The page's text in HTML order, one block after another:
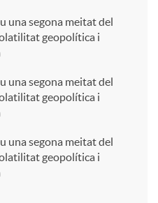
una segona meitat del
geopolítica i
una segona meitat del
geopolítica i
una segona meitat del
geopolítica i